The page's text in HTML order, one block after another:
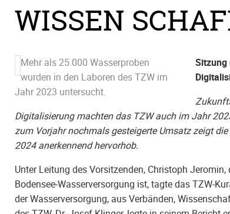
WISSEN
Mehr als 25.000 Wasserproben
wurden in den Laboren des TZW im
Jahr 2023 untersucht.
Sitzung
Digitalisierung machten das TZW auch im Jahr
zum Vorjahr nochmals gesteigerte Umsatz zeigt
2024 anerkennend hervorhob.
Unter Leitung des Vorsitzenden, Christoph
Bodensee-Wasserversorgung ist, tagte das TZW-
der Wasserversorgung, aus Verbänden,